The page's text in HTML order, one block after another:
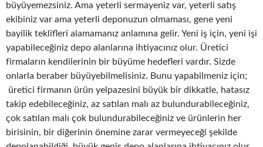
büyüyemezsiniz. Ama yeterli sermayeniz var, yeterli satış
ekibiniz var ama yeterli deponuzun olmaması, gene yeni
bayilik teklifleri alamamanız anlamına gelir. Yeni iş için, yeni işi
yapabileceğiniz depo alanlarına ihtiyacınız olur. Üretici
firmaların kendilerinin bir büyüme hedefleri vardır. Sizde
onlarla beraber büyüyebilmelisiniz. Bunu yapabilmeniz için;
üretici firmanın ürün yelpazesini büyük bir dikkatle, hatasız
takip edebileceğiniz, az satılan malı az bulundurabileceğiniz,
çok satılan malı çok bulundurabileceğiniz ve ürünlerin her
birisinin, bir diğerinin önemine zarar vermeyeceği şekilde